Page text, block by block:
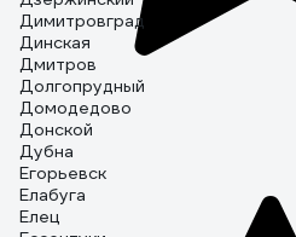
Димитровград
Динская
Дмитров
Долгопрудный
Домодедово
Донской
Дубна
Егорьевск
Елабуга
Елец